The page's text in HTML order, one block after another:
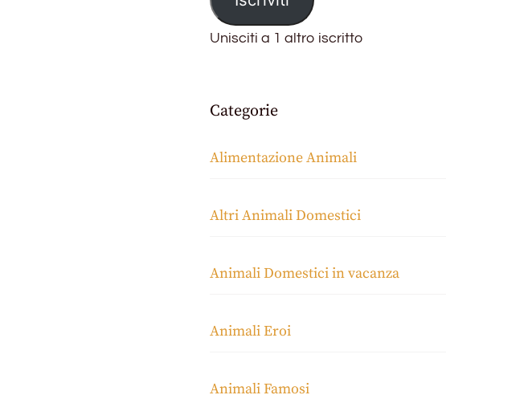
Unisciti a 1 altro iscritto
Categorie
Alimentazione Animali
Altri Animali Domestici
Animali Domestici in vacanza
Animali Eroi
Animali Famosi